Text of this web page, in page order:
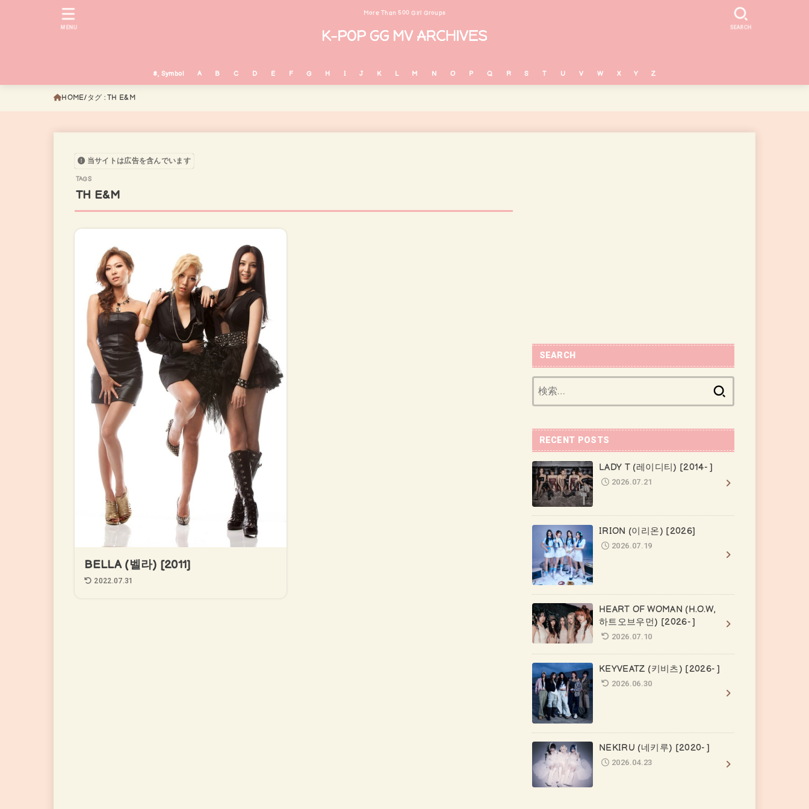
More Than 500 Girl Groups
#, Symbol A B C D E F G H I J K L M N O P Q R S T U V W X Y Z
SEARCH
MENU
HOME タグ : TH E&M
当サイトは広告を含んでいます
TH E&M
BELLA (벨라) [2011]
2022.07.31
SEARCH
RECENT POSTS
LADY T (레이디티) [2014- ]
2026.07.21
IRION (이리온) [2026]
2026.07.19
HEART OF WOMAN (H.O.W,
하트오브우먼) [2026- ]
2026.07.10
KEYVEATZ (키비츠) [2026- ]
2026.06.30
NEKIRU (네키루) [2020- ]
2026.04.23